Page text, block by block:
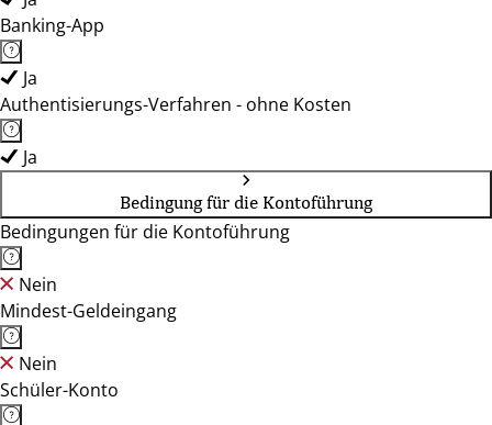
Banking-App
Ja
Authentisierungs-Verfahren - ohne Kosten
Ja
Bedingung für die Kontoführung
Bedingungen für die Kontoführung
Nein
Mindest-Geldeingang
Nein
Schüler-Konto